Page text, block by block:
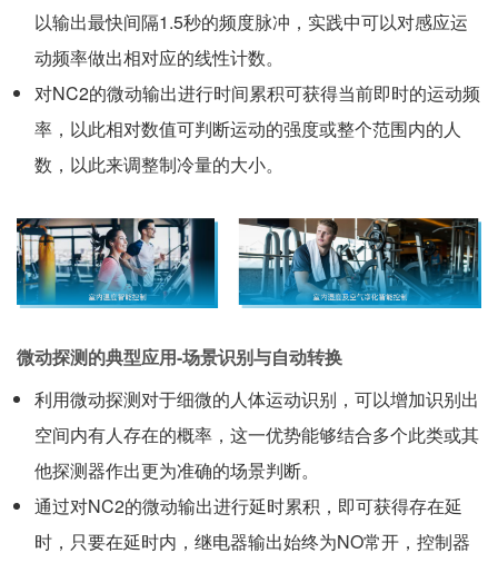
以输出最快间隔1.5秒的频度脉冲，实践中可以对感应运
动频率做出相对应的线性计数。
对NC2的微动输出进行时间累积可获得当前即时的运动频
率，以此相对数值可判断运动的强度或整个范围内的人
数，以此来调整制冷量的大小。
微动探测的典型应用-场景识别与自动转换
利用微动探测对于细微的人体运动识别，可以增加识别出
空间内有人存在的概率，这一优势能够结合多个此类或其
他探测器作出更为准确的场景判断。
通过对NC2的微动输出进行延时累积，即可获得存在延
时，只要在延时内，继电器输出始终为NO常开，控制器